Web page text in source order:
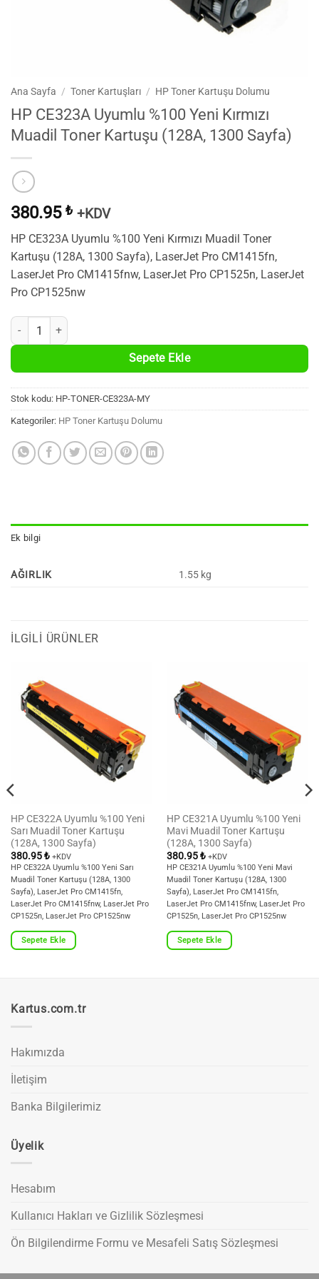
Ana Sayfa / Toner Kartuşları / HP Toner Kartuşu Dolumu
HP CE323A Uyumlu %100 Yeni Kırmızı
Muadil Toner Kartuşu (128A, 1300 Sayfa)
380.95 ₺ +KDV
HP CE323A Uyumlu %100 Yeni Kırmızı Muadil Toner
Kartuşu (128A, 1300 Sayfa), LaserJet Pro CM1415fn,
LaserJet Pro CM1415fnw, LaserJet Pro CP1525n, LaserJet
Pro CP1525nw
HP CE323A Uyumlu %100 Yeni Kırmızı Muadil Toner Kartuşu (128A,
Sepete Ekle
Stok kodu: HP-TONER-CE323A-MY
Kategoriler: HP Toner Kartuşu Dolumu
Ek bilgi
AĞIRLIK 1.55 kg
İLGILI ÜRÜNLER
HP CE322A Uyumlu %100 Yeni
Sarı Muadil Toner Kartuşu
(128A, 1300 Sayfa)
380.95₺ +KDV
HP CE322A Uyumlu %100 Yeni Sarı
Muadil Toner Kartuşu (128A, 1300
Sayfa), LaserJet Pro CM1415fn,
LaserJet Pro CM1415fnw, LaserJet Pro
CP1525n, LaserJet Pro CP1525nw
Sepete Ekle
HP CE321A Uyumlu %100 Yeni
Mavi Muadil Toner Kartuşu
(128A, 1300 Sayfa)
380.95₺ +KDV
HP CE321A Uyumlu %100 Yeni Mavi
Muadil Toner Kartuşu (128A, 1300
Sayfa), LaserJet Pro CM1415fn,
LaserJet Pro CM1415fnw, LaserJet Pro
CP1525n, LaserJet Pro CP1525nw
Sepete Ekle
Kartus.com.tr
Hakımızda
İletişim
Banka Bilgilerimiz
Üyelik
Hesabım
Kullanıcı Hakları ve Gizlilik Sözleşmesi
Ön Bilgilendirme Formu ve Mesafeli Satış Sözleşmesi